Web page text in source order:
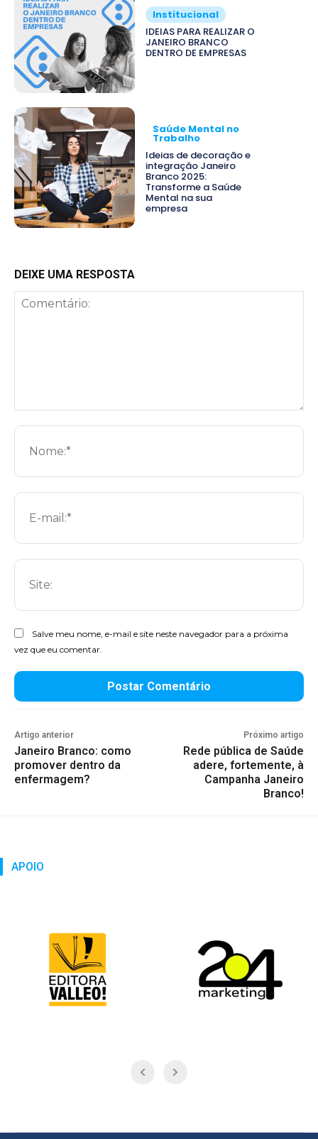
Institucional
IDEIAS PARA REALIZAR O
JANEIRO BRANCO
DENTRO DE EMPRESAS
Saúde Mental no
Trabalho
Ideias de decoração e
integração Janeiro
Branco 2025:
Transforme a Saúde
Mental na sua
empresa
DEIXE UMA RESPOSTA
E-
Salve meu nome, e-mail e site neste navegador para a próxima
vez que eu comentar.
Artigo anterior
Janeiro Branco: como
promover dentro da
enfermagem?
Próximo artigo
Rede pública de Saúde
adere, fortemente, à
Campanha Janeiro
Branco!
APOIO